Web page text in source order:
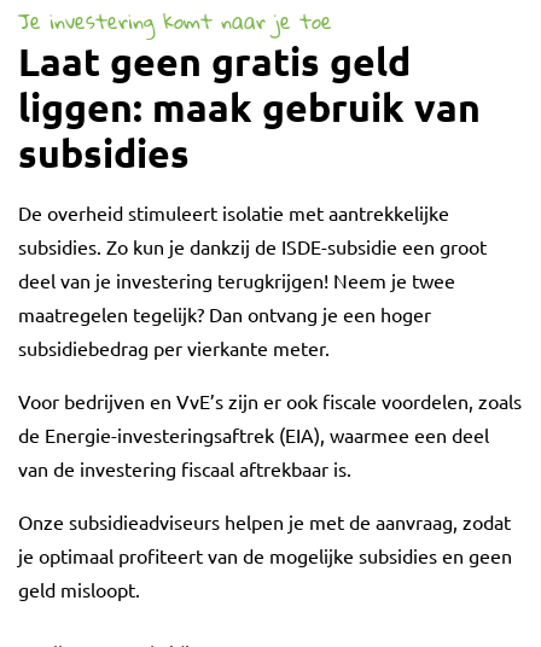
Je investering komt naar je toe
Laat geen gratis geld
liggen: maak gebruik van
subsidies
De overheid stimuleert isolatie met aantrekkelijke
subsidies. Zo kun je dankzij de ISDE-subsidie een groot
deel van je investering terugkrijgen! Neem je twee
maatregelen tegelijk? Dan ontvang je een hoger
subsidiebedrag per vierkante meter.
Voor bedrijven en VvE’s zijn er ook fiscale voordelen, zoals
de Energie-investeringsaftrek (EIA), waarmee een deel
van de investering fiscaal aftrekbaar is.
Onze subsidieadviseurs helpen je met de aanvraag, zodat
je optimaal profiteert van de mogelijke subsidies en geen
geld misloopt.